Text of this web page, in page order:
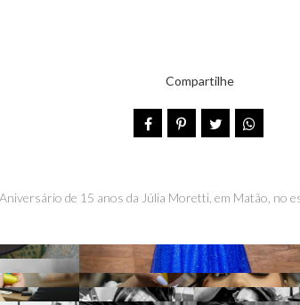
Compartilhe
Aniversário de 15 anos da Júlia Moretti, em Matão, no